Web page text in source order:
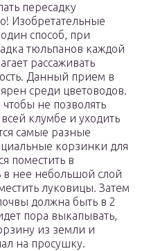
пересадку
Изобретательные
способ, при
тюльпанов каждой
рассаживать
Данный прием в
среди цветоводов.
не позволять
клумбе и уходить
самые разные
корзинки для
поместить в
нее небольшой слой
луковицы. Затем
должна быть в 2
пора выкапывать,
из земли и
на просушку.